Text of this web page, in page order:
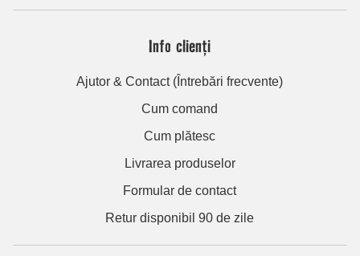
Info clienți
Ajutor & Contact (Întrebări frecvente)
Cum comand
Cum plătesc
Livrarea produselor
Formular de contact
Retur disponibil 90 de zile